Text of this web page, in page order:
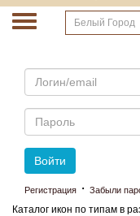
Email
Пароль
Войти
Регистрация · Забыли
Каталог икон по типам в